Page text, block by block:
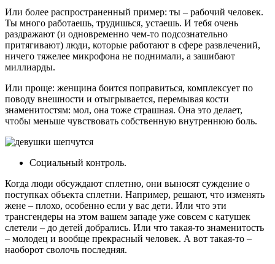
Или более распространенный пример: ты ‒ рабочий человек.
Ты много работаешь, трудишься, устаешь. И тебя очень
раздражают (и одновременно чем-то подсознательно
притягивают) люди, которые работают в сфере развлечений,
ничего тяжелее микрофона не поднимали, а зашибают
миллиарды.
Или проще: женщина боится поправиться, комплексует по
поводу внешности и отыгрывается, перемывая кости
знаменитостям: мол, она тоже страшная. Она это делает,
чтобы меньше чувствовать собственную внутреннюю боль.
Социальный контроль.
Когда люди обсуждают сплетню, они выносят суждение о
поступках объекта сплетни. Например, решают, что изменять
жене ‒ плохо, особенно если у вас дети. Или что эти
трансгендеры на этом вашем западе уже совсем с катушек
слетели ‒ до детей добрались. Или что такая-то знаменитость
‒ молодец и вообще прекрасный человек. А вот такая-то –
наоборот сволочь последняя.